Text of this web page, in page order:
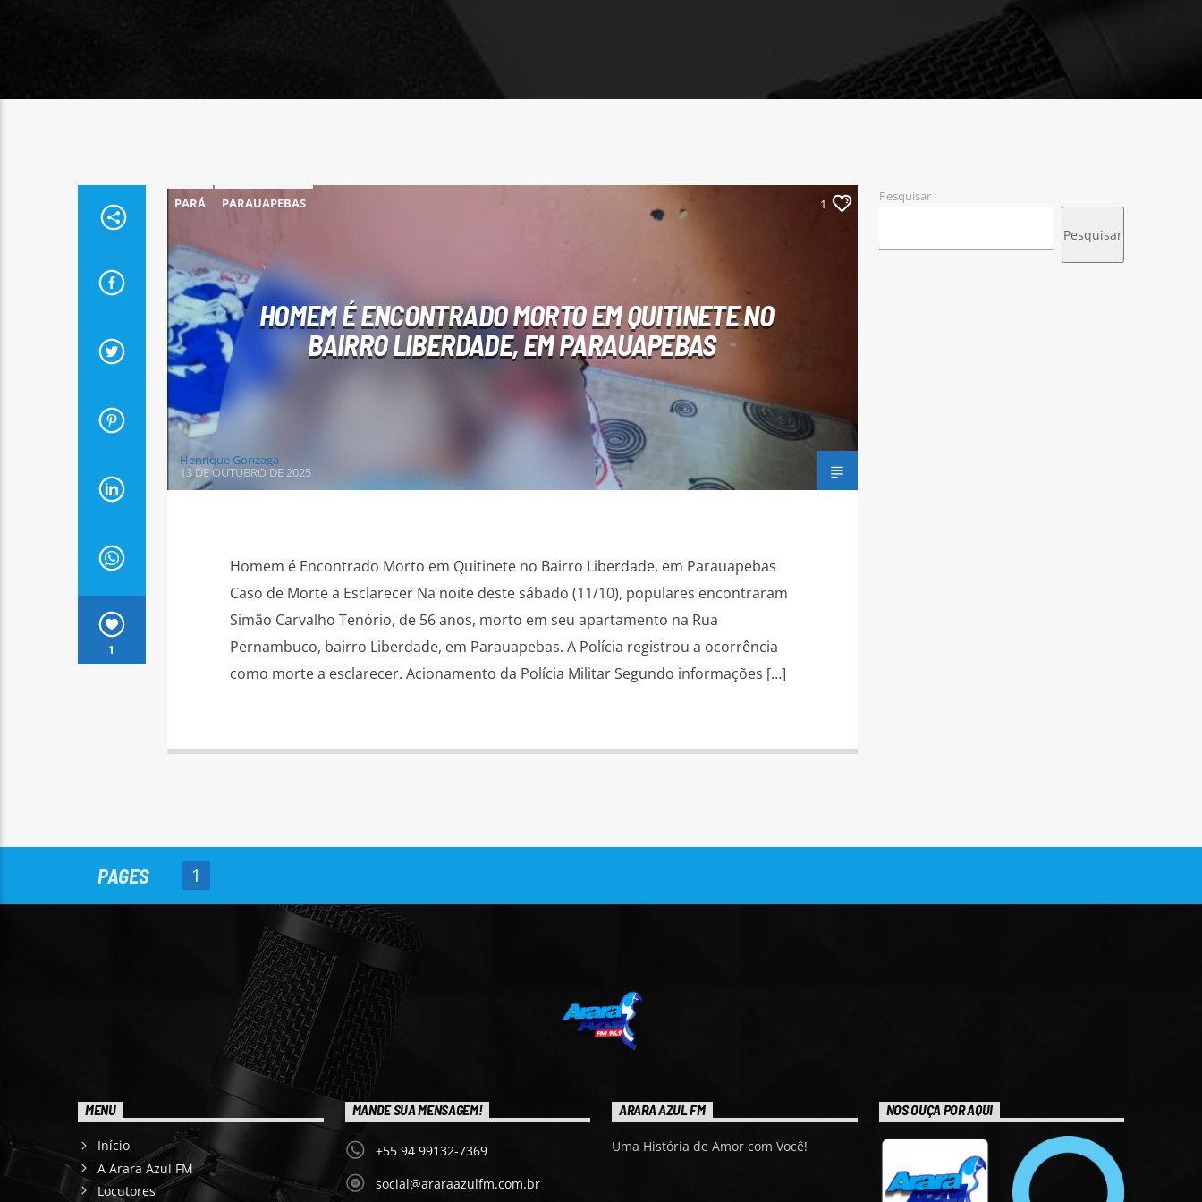
1
PARÁ PARAUAPEBAS 1
HOMEM É ENCONTRADO MORTO EM QUITINETE NO
BAIRRO LIBERDADE, EM PARAUAPEBAS
Henrique Gonzaga
13 DE OUTUBRO DE 2025
Homem é Encontrado Morto em Quitinete no Bairro Liberdade, em Parauapebas
Caso de Morte a Esclarecer Na noite deste sábado (11/10), populares encontraram
Simão Carvalho Tenório, de 56 anos, morto em seu apartamento na Rua
Pernambuco, bairro Liberdade, em Parauapebas. A Polícia registrou a ocorrência
como morte a esclarecer. Acionamento da Polícia Militar Segundo informações […]
Pesquisar
Pesquisar
PAGES 1
MENU
Início
A Arara Azul FM
Locutores
MANDE SUA MENSAGEM!
+55 94 99132-7369
social@araraazulfm.com.br
ARARA AZUL FM
Uma História de Amor com Você!
NOS OUÇA POR AQUI